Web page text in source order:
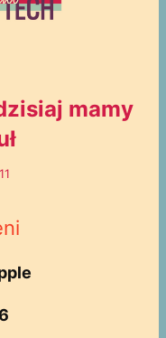
mamy